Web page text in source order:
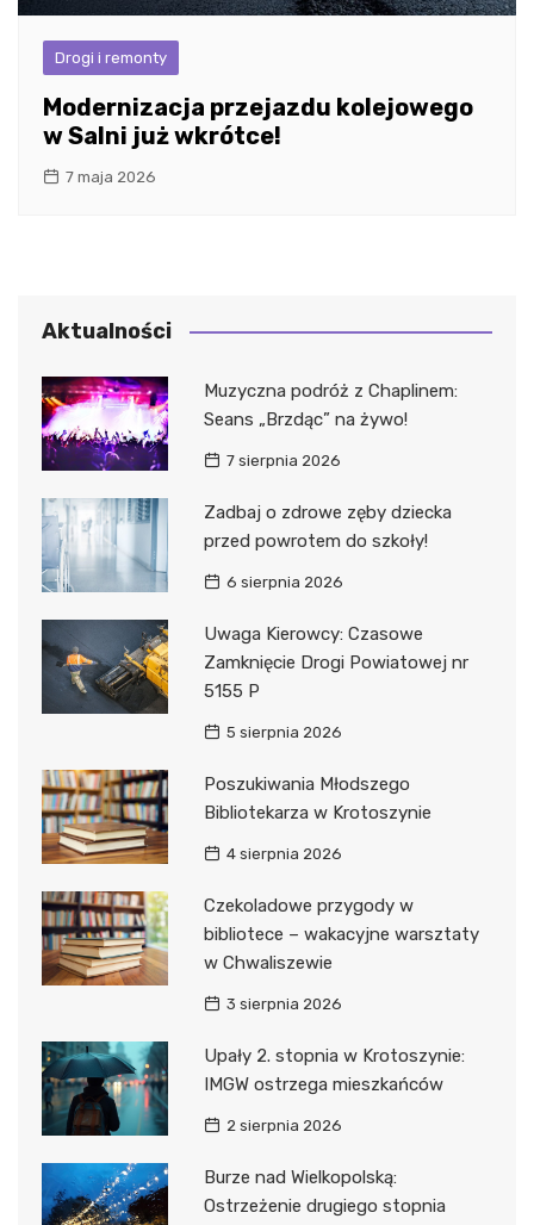
Drogi i remonty
Modernizacja przejazdu kolejowego
w Salni już wkrótce!
7 maja 2026
Aktualności
Muzyczna podróż z Chaplinem:
Seans „Brzdąc” na żywo!
7 sierpnia 2026
Zadbaj o zdrowe zęby dziecka
przed powrotem do szkoły!
6 sierpnia 2026
Uwaga Kierowcy: Czasowe
Zamknięcie Drogi Powiatowej nr
5155 P
5 sierpnia 2026
Poszukiwania Młodszego
Bibliotekarza w Krotoszynie
4 sierpnia 2026
Czekoladowe przygody w
bibliotece – wakacyjne warsztaty
w Chwaliszewie
3 sierpnia 2026
Upały 2. stopnia w Krotoszynie:
IMGW ostrzega mieszkańców
2 sierpnia 2026
Burze nad Wielkopolską:
Ostrzeżenie drugiego stopnia